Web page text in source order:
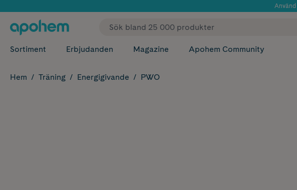
Använd
✓ Fri frakt
Sortiment Erbjudanden Magazine Apohem Community
Hem Träning Energigivande PWO